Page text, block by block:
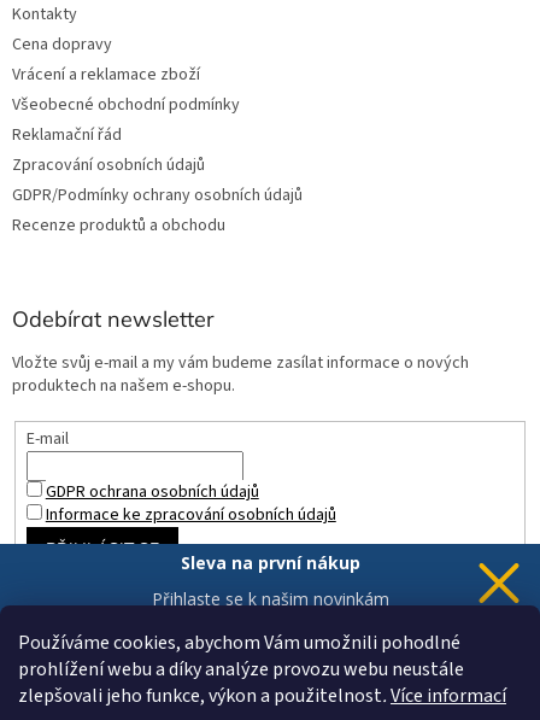
Používáme cookies, abychom Vám umožnili pohodlné
prohlížení webu a díky analýze provozu webu neustále
zlepšovali jeho funkce, výkon a použitelnost.Více informací
Kontakty
Cena dopravy
Vrácení a reklamace zboží
Všeobecné obchodní podmínky
Reklamační řád
Zpracování osobních údajů
GDPR/Podmínky ochrany osobních údajů
Recenze produktů a obchodu
Odebírat newsletter
Vložte svůj e-mail a my vám budeme zasílat informace o nových
produktech na našem e-shopu.
E-mail
GDPR ochrana osobních údajů
Informace ke zpracování osobních údajů
PŘIHLÁSIT SE
Sleva na první nákup
Přihlaste se k našim novinkám
Chci novinky a slevu